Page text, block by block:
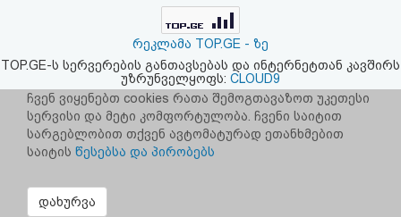
პასუხისმგებლობის
უარყოფა
რეკლამა TOP.GE - ზე
TOP.GE-ს სერვერების განთავსებას და ინტერნეტთან კავშირს
უზრუნველყოფს: CLOUD9
ჩვენ ვიყენებთ cookies რათა შემოგთავაზოთ უკეთესი
სერვისი და მეტი კომფორტულობა. ჩვენი საიტით
სარგებლობით თქვენ ავტომატურად ეთანხმებით
საიტის წესებსა და პირობებს
დახურვა